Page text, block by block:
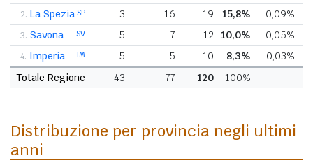
2. SP
La Spezia 3 16 19 15,8% 0,09%
3. SV
Savona 5 7 12 10,0% 0,05%
4. IM
Imperia 5 5 10 8,3% 0,03%
Totale Regione
43 77 120 100%
Distribuzione per provincia negli ultimi
anni